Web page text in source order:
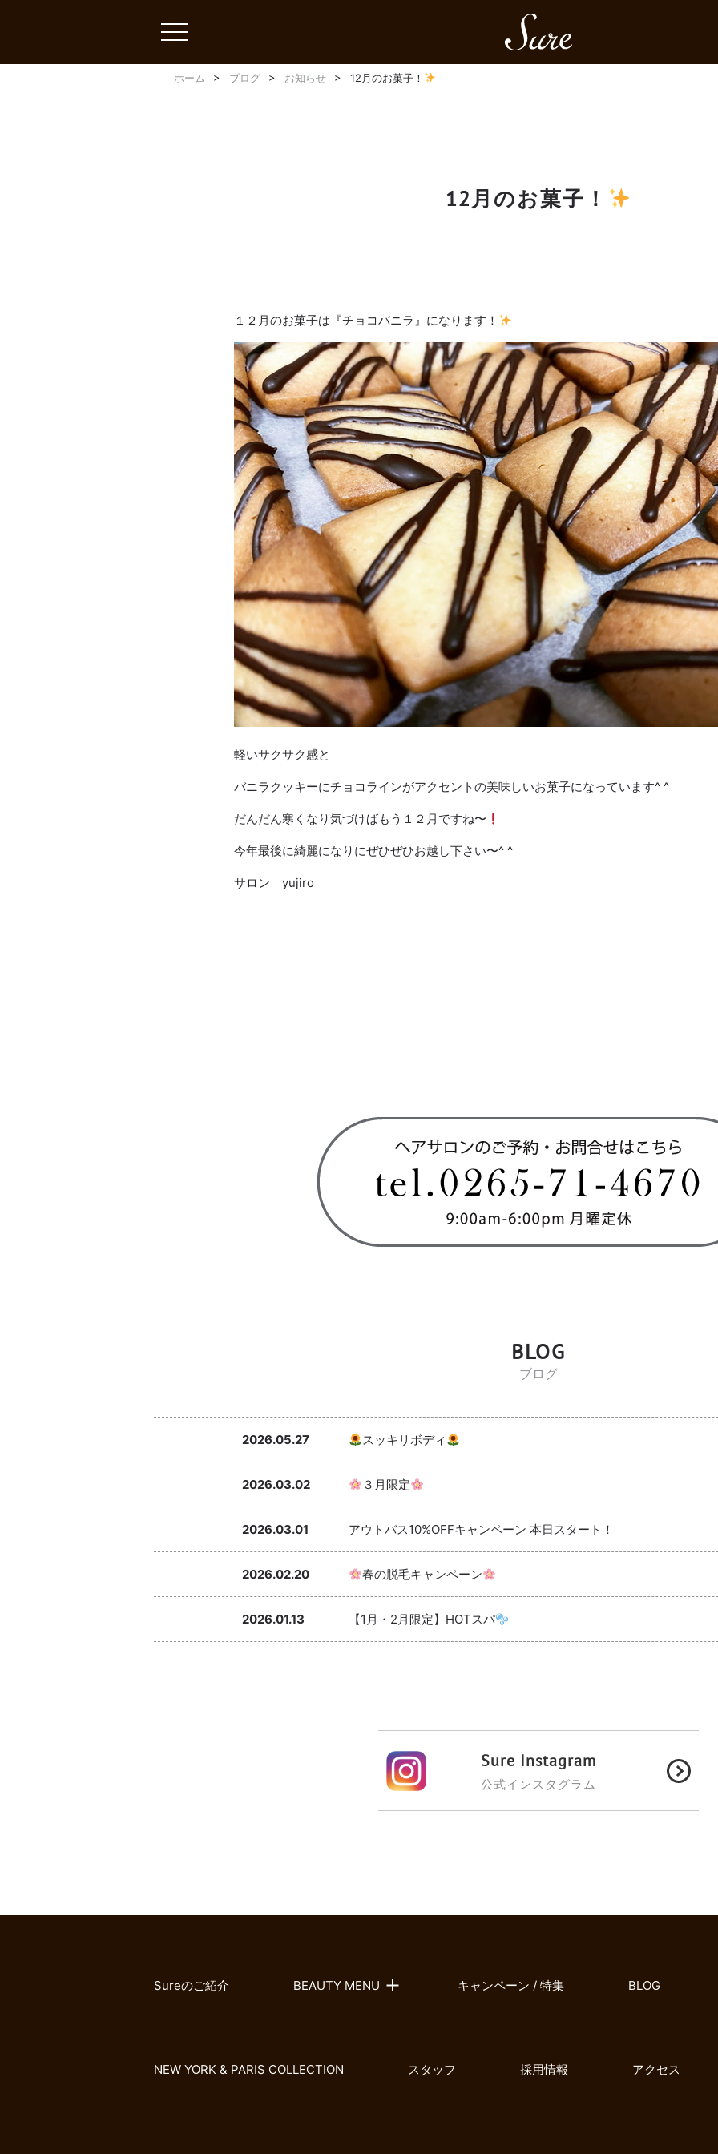
toggle
ホーム ブログ お知らせ 12月のお菓子！
12月のお菓子！
１２月のお菓子は『チョコバニラ』になります！
軽いサクサク感と
バニラクッキーにチョコラインがアクセントの美味しいお菓子になっています^ ^
だんだん寒くなり気づけばもう１２月ですね〜
今年最後に綺麗になりにぜひぜひお越し下さい〜^ ^
サロン yujiro
BLOG
ブログ
2026.05.27 スッキリボディ
2026.03.02 ３月限定
2026.03.01 アウトバス10%OFFキャンペーン 本日スタート！
2026.02.20 春の脱毛キャンペーン
2026.01.13 【1月・2月限定】HOTスパ
Sure Instagram
公式インスタグラム
Sureのご紹介 BEAUTY MENU キャンペーン / 特集 BLOG
NEW YORK & PARIS COLLECTION スタッフ 採用情報 アクセス